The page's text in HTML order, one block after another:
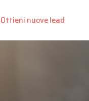
Ottieni nuove lead